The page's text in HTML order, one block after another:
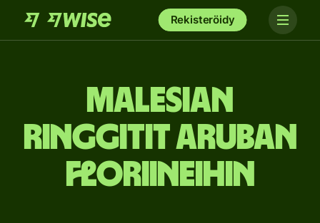
Rekisteröidy
Malesian
ringgitit Aruban
floriineihin